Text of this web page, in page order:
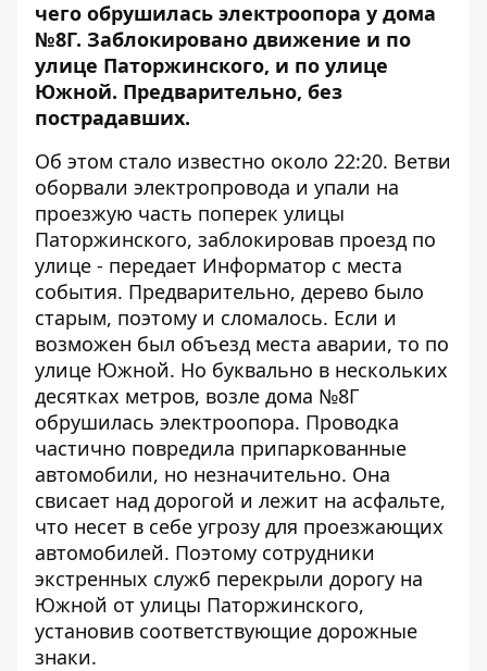
чего обрушилась электроопора у дома
№8Г. Заблокировано движение и по
улице Паторжинского, и по улице
Южной. Предварительно, без
пострадавших.
Об этом стало известно около 22:20. Ветви
оборвали электропровода и упали на
проезжую часть поперек улицы
Паторжинского, заблокировав проезд по
улице - передает Информатор с места
события. Предварительно, дерево было
старым, поэтому и сломалось. Если и
возможен был объезд места аварии, то по
улице Южной. Но буквально в нескольких
десятках метров, возле дома №8Г
обрушилась электроопора. Проводка
частично повредила припаркованные
автомобили, но незначительно. Она
свисает над дорогой и лежит на асфальте,
что несет в себе угрозу для проезжающих
автомобилей. Поэтому сотрудники
экстренных служб перекрыли дорогу на
Южной от улицы Паторжинского,
установив соответствующие дорожные
знаки.